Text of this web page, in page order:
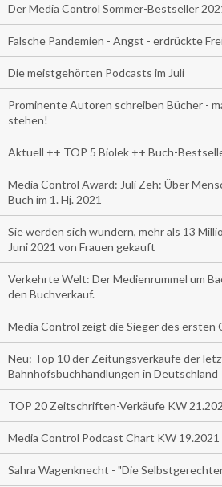
Der Media Control Sommer-Bestseller
Falsche Pandemien - Angst - erdrückte
Die meistgehörten Podcasts im Juli
Prominente Autoren schreiben Bücher -
stehen!
Aktuell ++ TOP 5 Biolek ++ Buch-
Media Control Award: Juli Zeh: Über
Buch im 1. Hj. 2021
Sie werden sich wundern, mehr als 13
Juni 2021 von Frauen gekauft
Verkehrte Welt: Der Medienrummel um
den Buchverkauf.
Media Control zeigt die Sieger des ersten
Neu: Top 10 der Zeitungsverkäufe der
Bahnhofsbuchhandlungen in Deutschland
TOP 20 Zeitschriften-Verkäufe KW
Media Control Podcast Chart KW 19.2021
Sahra Wagenknecht - "Die